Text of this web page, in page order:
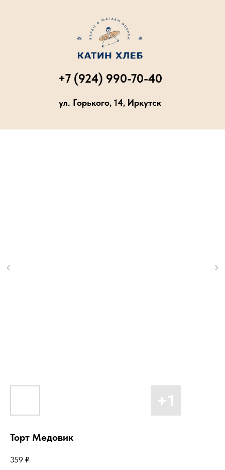
+7 (924) 990-70-40
ул. Горького, 14, Иркутск
Торт Медовик
359 ₽